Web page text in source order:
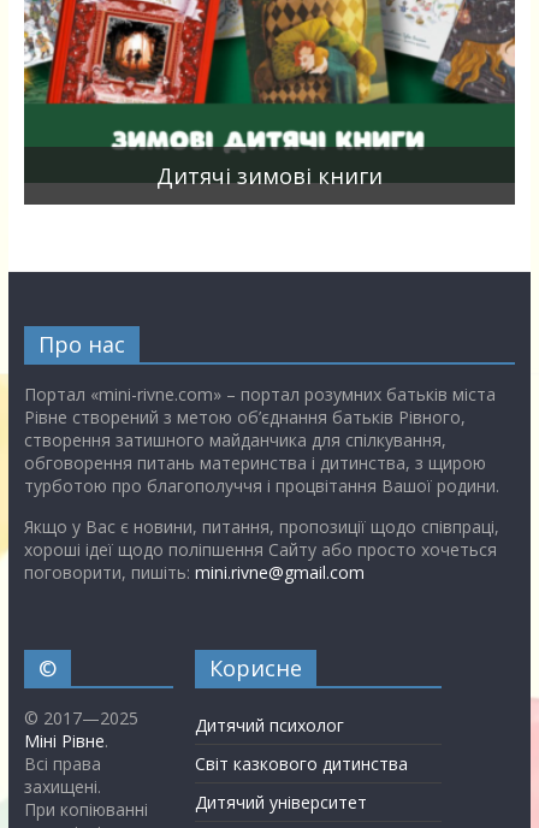
Дитячі зимові книги
Про нас
Портал «mini-rivne.com» – портал розумних батьків міста
Рівне створений з метою об’єднання батьків Рівного,
створення затишного майданчика для спілкування,
обговорення питань материнства і дитинства, з щирою
турботою про благополуччя і процвітання Вашої родини.
Якщо у Вас є новини, питання, пропозиції щодо співпраці,
хороші ідеї щодо поліпшення Сайту або просто хочеться
поговорити, пишіть: mini.rivne@gmail.com
©
© 2017—2025
Міні Рівне.
Всі права
захищені.
При копіюванні
Корисне
Дитячий психолог
Світ казкового дитинства
Дитячий університет